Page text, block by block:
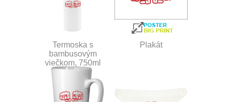
Termoska s
bambusovým
viečkom, 750ml
Plakát